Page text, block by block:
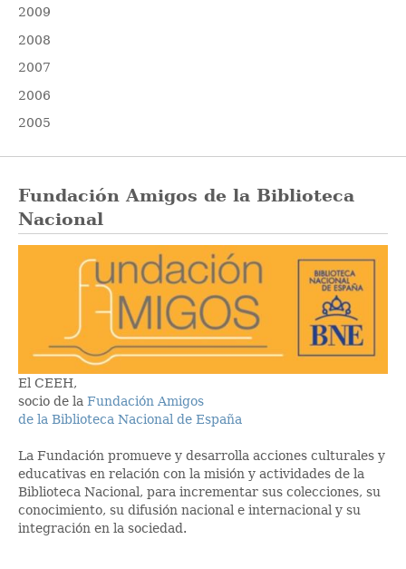
2009
2008
2007
2006
2005
Fundación Amigos de la Biblioteca
Nacional
El CEEH,
socio de la Fundación Amigos
de la Biblioteca Nacional de España
La Fundación promueve y desarrolla acciones culturales y
educativas en relación con la misión y actividades de la
Biblioteca Nacional, para incrementar sus colecciones, su
conocimiento, su difusión nacional e internacional y su
integración en la sociedad.